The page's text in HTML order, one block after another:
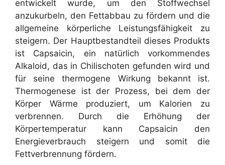
entwickelt wurde, um den Stoffwechsel
anzukurbeln, den Fettabbau zu fördern und die
allgemeine körperliche Leistungsfähigkeit zu
steigern. Der Hauptbestandteil dieses Produkts
ist Capsaicin, ein natürlich vorkommendes
Alkaloid, das in Chilischoten gefunden wird und
für seine thermogene Wirkung bekannt ist.
Thermogenese ist der Prozess, bei dem der
Körper Wärme produziert, um Kalorien zu
verbrennen. Durch die Erhöhung der
Körpertemperatur kann Capsaicin den
Energieverbrauch steigern und somit die
Fettverbrennung fördern.